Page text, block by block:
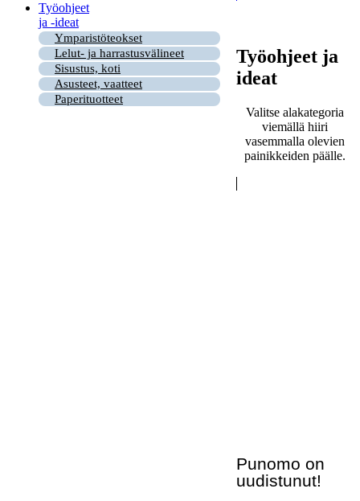
Työohjeet
ja -ideat
Ymparistöteokset
Lelut- ja harrastusvälineet
Sisustus, koti
Asusteet, vaatteet
Paperituotteet
Työohjeet ja
ideat
Valitse alakategoria
viemällä hiiri
vasemmalla olevien
painikkeiden päälle.
Punomo on
uudistunut!